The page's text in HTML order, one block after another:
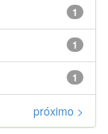
1
1
1
próximo >